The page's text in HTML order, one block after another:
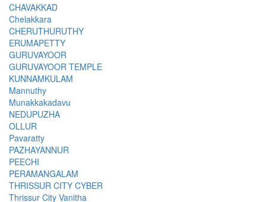
CHAVAKKAD
Chelakkara
CHERUTHURUTHY
ERUMAPETTY
GURUVAYOOR
GURUVAYOOR TEMPLE
KUNNAMKULAM
Mannuthy
Munakkakadavu
NEDUPUZHA
OLLUR
Pavaratty
PAZHAYANNUR
PEECHI
PERAMANGALAM
THRISSUR CITY CYBER
Thrissur City Vanitha